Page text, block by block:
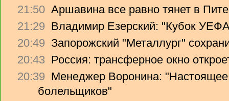
21:50 Аршавина все равно тянет в
21:29 Владимир Езерский: "Кубок
20:49 Запорожский "Металлург"
20:43 Россия: трансферное окно
20:39 Менеджер Воронина: "Настоящее
болельщиков"